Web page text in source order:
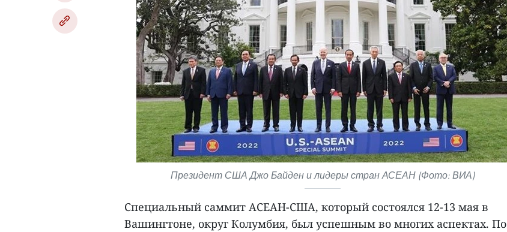
Президент США Джо Байден и лидеры стран АСЕАН (Фото: ВИА)
Специальный саммит АСЕАН-США, который состоялся 12-13 мая в
Вашингтоне, округ Колумбия, был успешным во многих аспектах. По